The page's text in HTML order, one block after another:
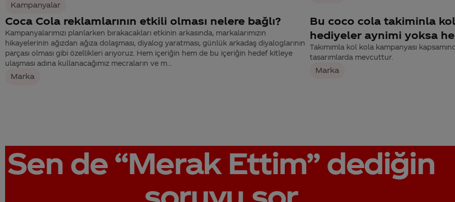
Kampanyalar
Coca Cola reklamlarının etkili olması nelere bağlı?
Kampanyalarımızı planlarken bırakacakları etkinin arkasında, markalarımızın
hikayelerinin ağızdan ağıza dolaşması, diyalog yaratması, günlük arkadaş diyaloglarının
parçası olması gibi özellikleri arıyoruz. Hem içeriğin hem de bu içeriğin hedef kitleye
ulaşması adına kullanacağımız mecraların ve m...
Marka
Bu coco cola takiminla
hediyeler aynimi yoksa
Takımımla kol kola kampanyası
tasarımlarda mevcuttur.
Marka
Sen de “Merak Ettim”dediğin
soruyu sor